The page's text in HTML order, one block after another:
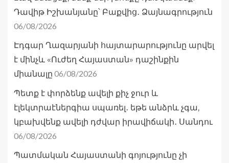
Դավիթ Իշխանյանը՝ Բաքվից․ Ձայնագրություն
06/08/2026
Էդգար Ղազարյանի հայտարարությունը արվել
է մինչև «Ուժեղ Հայաստան» դաշինքին
միանալը 06/08/2026
Պետք է փորձենք ավելի քիչ ջուր և
էլեկտրաէներգիա սպառել․ եթե անձրև չգա,
կբախվենք ավելի դժվար իրավիճակի․ Սանդու
06/08/2026
Պատմական Հայաստանի գոյությունը չի